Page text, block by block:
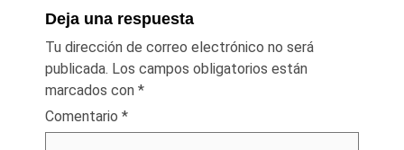
Deja una respuesta
Tu dirección de correo electrónico no será
publicada. Los campos obligatorios están
marcados con *
Comentario *